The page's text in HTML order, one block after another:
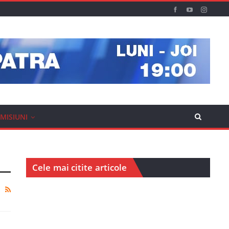
Cele mai citite articole